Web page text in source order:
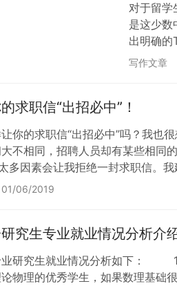
对于留学
是这少数
出明确
的主题（
写作文章
求职信“出招必中”！
你的求职信“出招必中”吗？我也
不相同，招聘人员却有某些相同
多因素会让我拒绝一封求职信。
我所拒绝的求职信中有两种最常见
01/06/2019
究生专业就业情况分析介
业研究生就业情况分析如下： 1
物理的优秀学生，如果数理基础